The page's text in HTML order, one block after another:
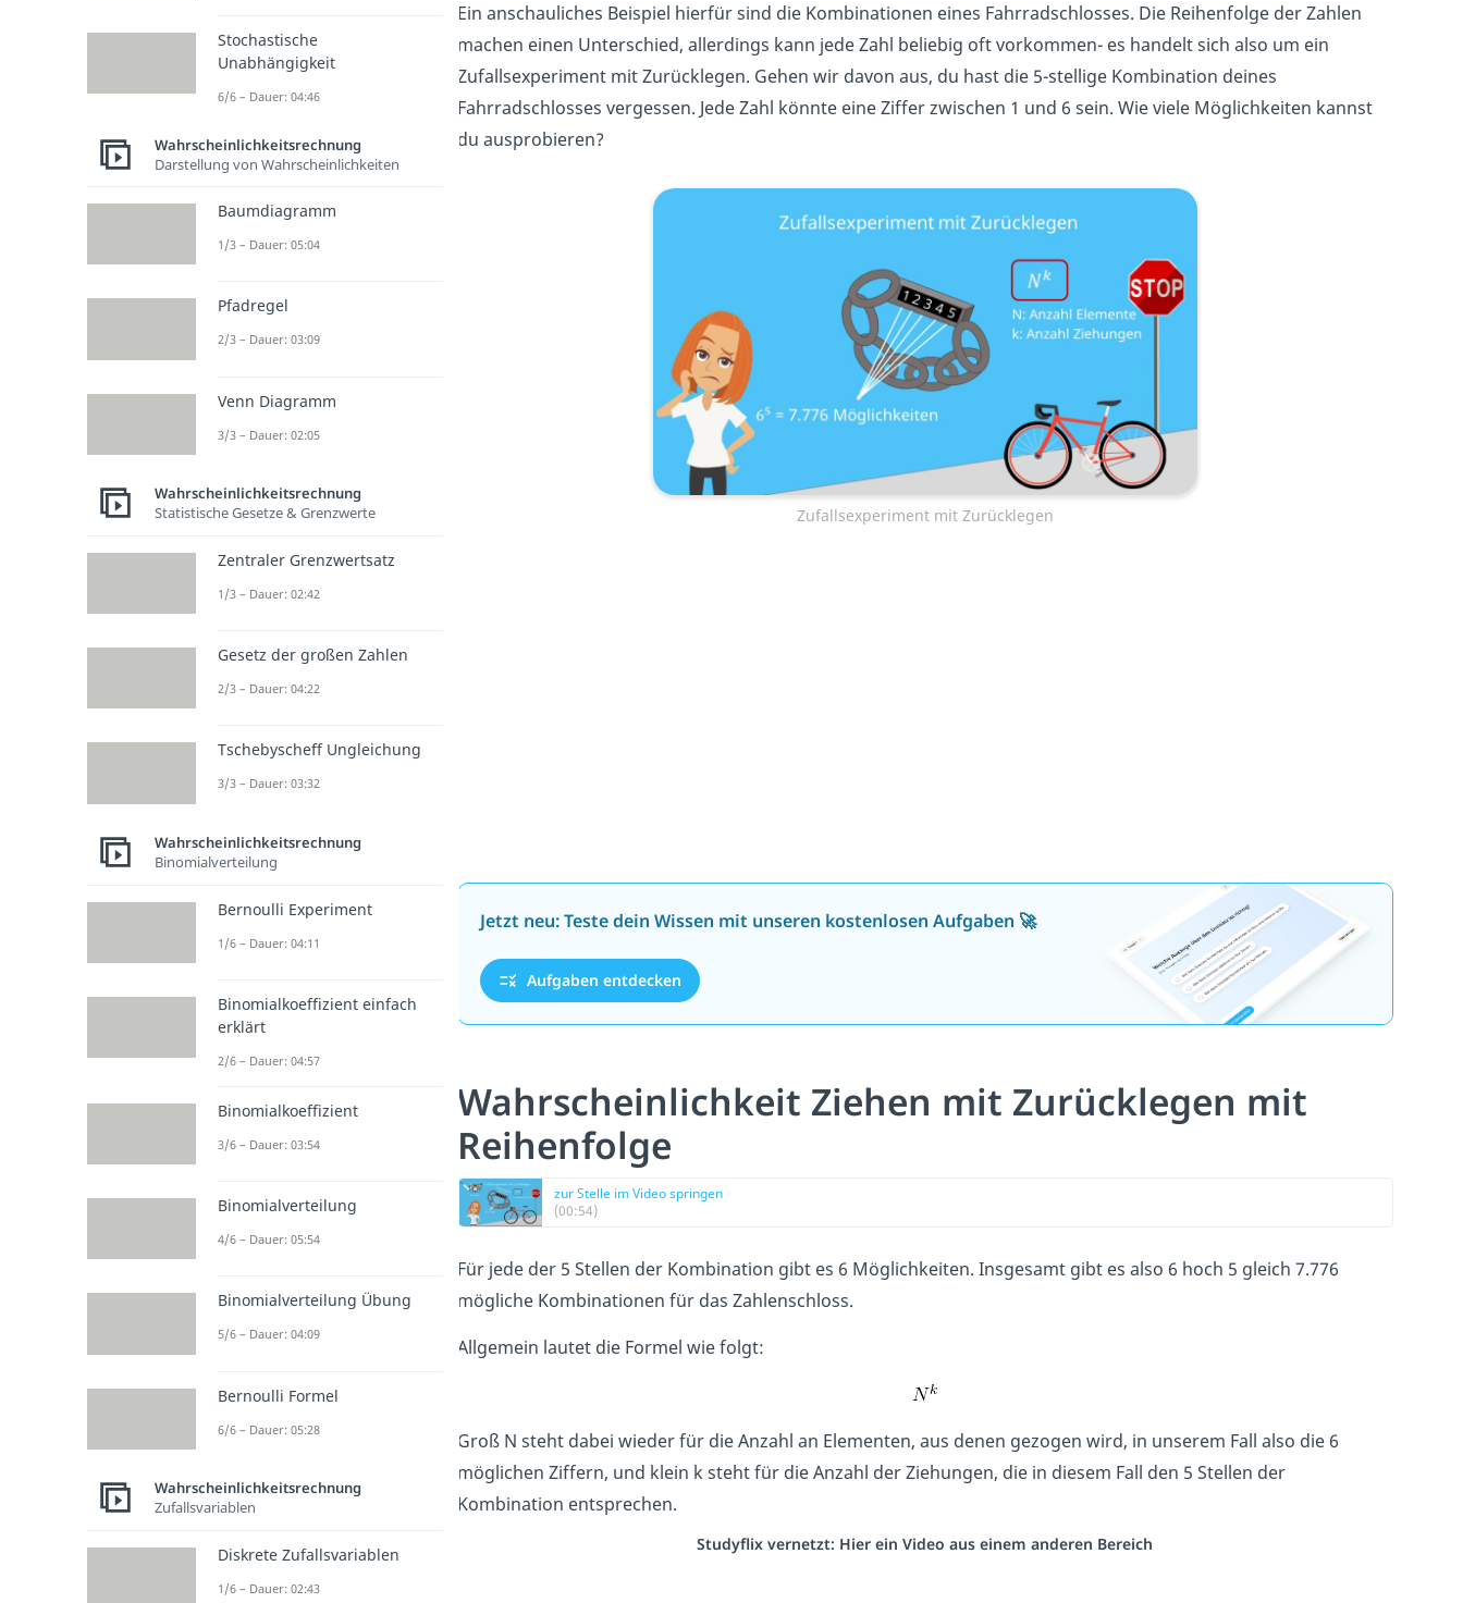
Ein anschauliches Beispiel hierfür sind die Kombinationen eines Fahrradschlosses. Die Reihenfolge der Zahlen
machen einen Unterschied, allerdings kann jede Zahl beliebig oft vorkommen- es handelt sich also um ein
Zufallsexperiment mit Zurücklegen. Gehen wir davon aus, du hast die 5-stellige Kombination deines
Fahrradschlosses vergessen. Jede Zahl könnte eine Ziffer zwischen 1 und 6 sein. Wie viele Möglichkeiten kannst
du ausprobieren?
Zufallsexperiment mit Zurücklegen
Jetzt neu: Teste dein Wissen mit unseren kostenlosen Aufgaben 🚀
Aufgaben entdecken
Wahrscheinlichkeit Ziehen mit Zurücklegen mit
Reihenfolge
zur Stelle im Video springen
(00:54)
Für jede der 5 Stellen der Kombination gibt es 6 Möglichkeiten. Insgesamt gibt es also 6 hoch 5 gleich 7.776
mögliche Kombinationen für das Zahlenschloss.
Allgemein lautet die Formel wie folgt:
Groß N steht dabei wieder für die Anzahl an Elementen, aus denen gezogen wird, in unserem Fall also die 6
möglichen Ziffern, und klein k steht für die Anzahl der Ziehungen, die in diesem Fall den 5 Stellen der
Kombination entsprechen.
Studyflix vernetzt: Hier ein Video aus einem anderen Bereich
Stochastische
Unabhängigkeit
6/6 – Dauer: 04:46
Wahrscheinlichkeitsrechnung
Darstellung von Wahrscheinlichkeiten
Baumdiagramm
1/3 – Dauer: 05:04
Pfadregel
2/3 – Dauer: 03:09
Venn Diagramm
3/3 – Dauer: 02:05
Wahrscheinlichkeitsrechnung
Statistische Gesetze & Grenzwerte
Zentraler Grenzwertsatz
1/3 – Dauer: 02:42
Gesetz der großen Zahlen
2/3 – Dauer: 04:22
Tschebyscheff Ungleichung
3/3 – Dauer: 03:32
Wahrscheinlichkeitsrechnung
Binomialverteilung
Bernoulli Experiment
1/6 – Dauer: 04:11
Binomialkoeffizient einfach
erklärt
2/6 – Dauer: 04:57
Binomialkoeffizient
3/6 – Dauer: 03:54
Binomialverteilung
4/6 – Dauer: 05:54
Binomialverteilung Übung
5/6 – Dauer: 04:09
Bernoulli Formel
6/6 – Dauer: 05:28
Wahrscheinlichkeitsrechnung
Zufallsvariablen
Diskrete Zufallsvariablen
1/6 – Dauer: 02:43